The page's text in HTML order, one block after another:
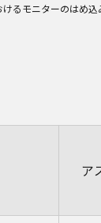
るモニターのはめ込
ア